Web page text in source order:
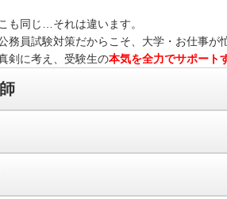
も同じ…それは違います。
務員試験対策だからこそ、大学・お仕事が
剣に考え、受験生の本気を全力でサポート